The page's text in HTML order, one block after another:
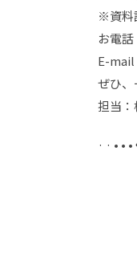
※資料
お電
E-
ぜひ
担当：
· · • •